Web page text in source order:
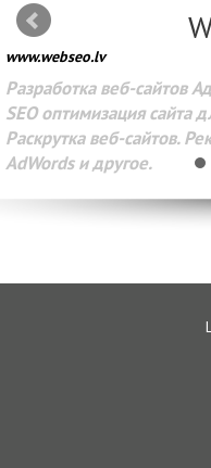
www.webseo.lv
Разработка веб-сайтов
SEO оптимизация сайта
Раскрутка веб-сайтов.
AdWords и другое.